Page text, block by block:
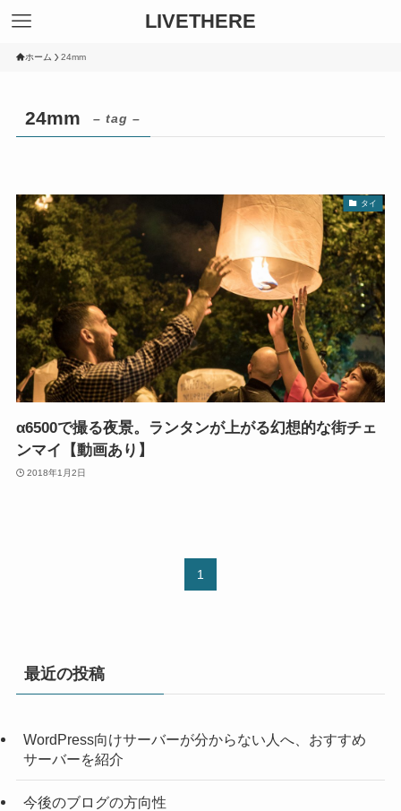
LIVETHERE
ホーム 24mm
24mm – tag –
タイ
α6500で撮る夜景。ランタンが上がる幻想的な街チェ
ンマイ【動画あり】
2018年1月2日
1
最近の投稿
WordPress向けサーバーが分からない人へ、おすすめ
サーバーを紹介
今後のブログの方向性